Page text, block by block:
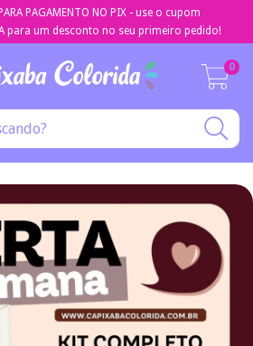
PAGAMENTO NO PIX - use o cupom
para um desconto no seu primeiro pedido!
0